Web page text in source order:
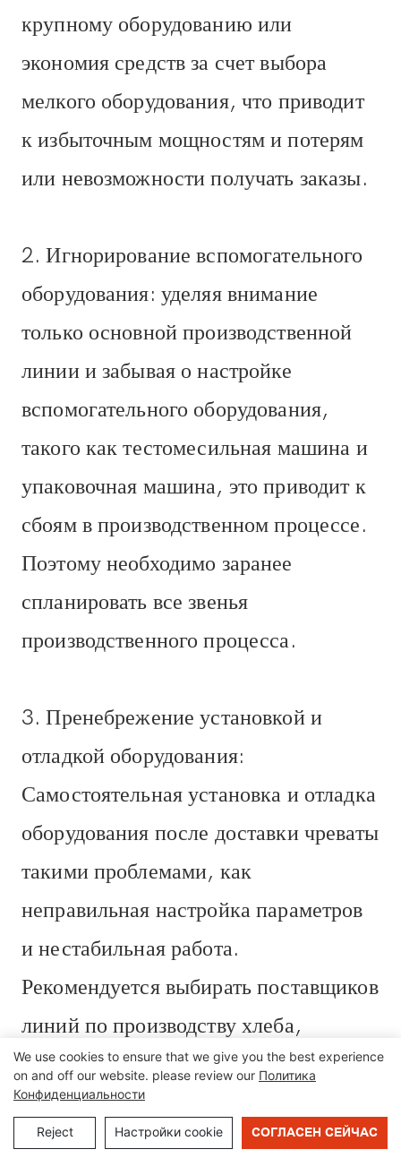
крупному оборудованию или
экономия средств за счет выбора
мелкого оборудования, что приводит
к избыточным мощностям и потерям
или невозможности получать заказы.
2. Игнорирование вспомогательного
оборудования: уделяя внимание
только основной производственной
линии и забывая о настройке
вспомогательного оборудования,
такого как тестомесильная машина и
упаковочная машина, это приводит к
сбоям в производственном процессе.
Поэтому необходимо заранее
спланировать все звенья
производственного процесса.
3. Пренебрежение установкой и
отладкой оборудования:
Самостоятельная установка и отладка
оборудования после доставки чреваты
такими проблемами, как
неправильная настройка параметров
и нестабильная работа.
Рекомендуется выбирать поставщиков
линий по производству хлеба,
которые предоставляют инструкции
по установке.
We use cookies to ensure that we give you the best experience
on and off our website. please review our Политика
Конфиденциальности
Reject Настройки cookie СОГЛАСЕН СЕЙЧАС